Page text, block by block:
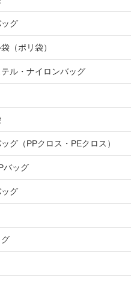
グ
（ポリ袋）
ル・ナイロンバッグ
グ（PPクロス・PEクロス）
バッグ
グ